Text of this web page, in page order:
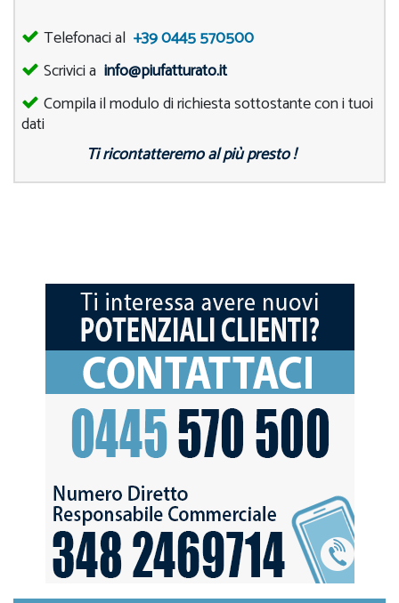
Telefonaci al +39 0445 570500
Scrivici a info@piufatturato.it
Compila il modulo di richiesta sottostante con i tuoi
dati
Ti ricontatteremo al più presto !